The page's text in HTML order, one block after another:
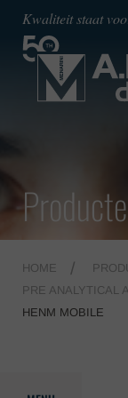
Kwaliteit staat
HOME
PRE ANALYTICAL
HENM MOBILE